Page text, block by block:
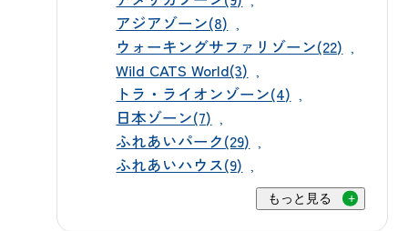
は、もともとアフリカなど暑い地域
に生息していた動物も多く、暑さそ
のものに強い体を持つ動物がたくさ
んいます。日中、木陰でじっと動か
ずに過ごしている姿を見ると、ぐっ
たりしているように見えるかもしれ
ませんが、実はこれも動物たちが身
につけてきた知恵のひとつです。強
す。当日窓口でのご購入も可能です
が、スムーズにご入園いただくため
にもぜひ事前のご購入をご活用くだ
さい。 ▶ WEBチケットのご購入はこ
けの特別な季節、ぜひ群馬サファリ
パークへお越しください。スタッフ
一同、皆さまのお越しを心よりお待
アジアゾーン(8)
ウォーキングサファリゾーン(22)
Wild CATS World(3)
トラ・ライオンゾーン(4)
日本ゾーン(7)
ふれあいパーク(29)
ふれあいハウス(9)
もっと見る